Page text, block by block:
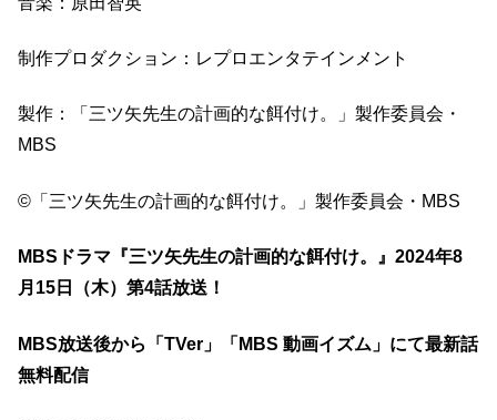
制作プロダクション：レプロエンタテインメント
製作：「三ツ⽮先⽣の計画的な餌付け。」製作委員会・
MBS
©「三ツ⽮先⽣の計画的な餌付け。」製作委員会・MBS
MBSドラマ『三ツ⽮先⽣の計画的な餌付け。』2024年8
月15日（木）第4話放送！
MBS放送後から「TVer」「MBS 動画イズム」にて最新話
無料配信